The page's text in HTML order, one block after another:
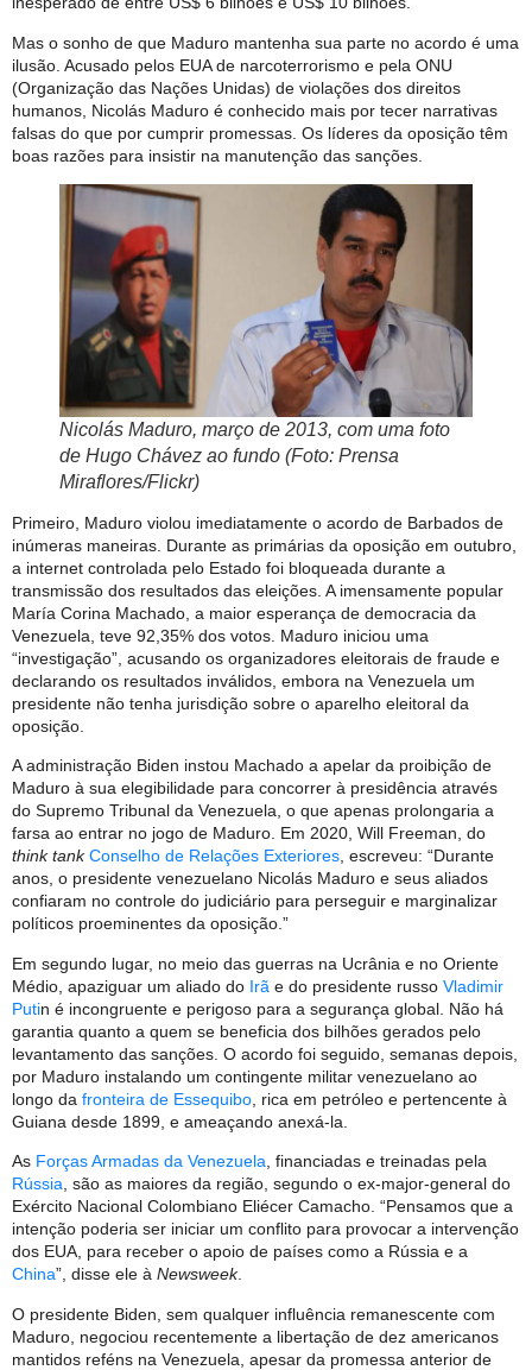
Mas o sonho de que Maduro mantenha sua parte no acordo é uma
ilusão. Acusado pelos EUA de narcoterrorismo e pela ONU
(Organização das Nações Unidas) de violações dos direitos
humanos, Nicolás Maduro é conhecido mais por tecer narrativas
falsas do que por cumprir promessas. Os líderes da oposição têm
boas razões para insistir na manutenção das sanções.
Nicolás Maduro, março de 2013, com uma foto
de Hugo Chávez ao fundo (Foto: Prensa
Miraflores/Flickr)
Primeiro, Maduro violou imediatamente o acordo de Barbados de
inúmeras maneiras. Durante as primárias da oposição em outubro,
a internet controlada pelo Estado foi bloqueada durante a
transmissão dos resultados das eleições. A imensamente popular
María Corina Machado, a maior esperança de democracia da
Venezuela, teve 92,35% dos votos. Maduro iniciou uma
“investigação”, acusando os organizadores eleitorais de fraude e
declarando os resultados inválidos, embora na Venezuela um
presidente não tenha jurisdição sobre o aparelho eleitoral da
oposição.
A administração Biden instou Machado a apelar da proibição de
Maduro à sua elegibilidade para concorrer à presidência através
do Supremo Tribunal da Venezuela, o que apenas prolongaria a
farsa ao entrar no jogo de Maduro. Em 2020, Will Freeman, do
think tank Conselho de Relações Exteriores, escreveu: “Durante
anos, o presidente venezuelano Nicolás Maduro e seus aliados
confiaram no controle do judiciário para perseguir e marginalizar
políticos proeminentes da oposição.”
Em segundo lugar, no meio das guerras na Ucrânia e no Oriente
Médio, apaziguar um aliado do Irã e do presidente russo Vladimir
Putin é incongruente e perigoso para a segurança global. Não há
garantia quanto a quem se beneficia dos bilhões gerados pelo
levantamento das sanções. O acordo foi seguido, semanas depois,
por Maduro instalando um contingente militar venezuelano ao
longo da fronteira de Essequibo , rica em petróleo e pertencente à
Guiana desde 1899, e ameaçando anexá-la.
As Forças Armadas da Venezuela , financiadas e treinadas pela
Rússia , são as maiores da região, segundo o ex-major-general do
Exército Nacional Colombiano Eliécer Camacho. “Pensamos que a
intenção poderia ser iniciar um conflito para provocar a intervenção
dos EUA, para receber o apoio de países como a Rússia e a
China”, disse ele à Newsweek.
O presidente Biden, sem qualquer influência remanescente com
Maduro, negociou recentemente a libertação de dez americanos
mantidos reféns na Venezuela, apesar da promessa anterior de